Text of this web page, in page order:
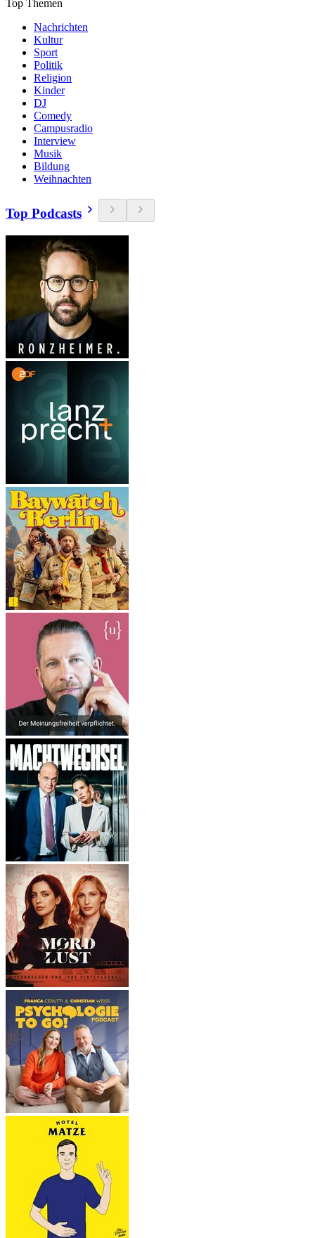
Top Themen
Nachrichten
Kultur
Sport
Politik
Religion
Kinder
DJ
Comedy
Campusradio
Interview
Musik
Bildung
Weihnachten
Top Podcasts